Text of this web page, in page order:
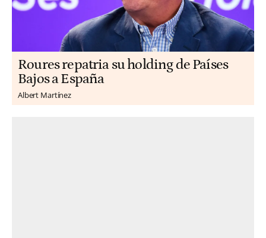
Roures repatria su holding de Países
Bajos a España
Albert Martínez